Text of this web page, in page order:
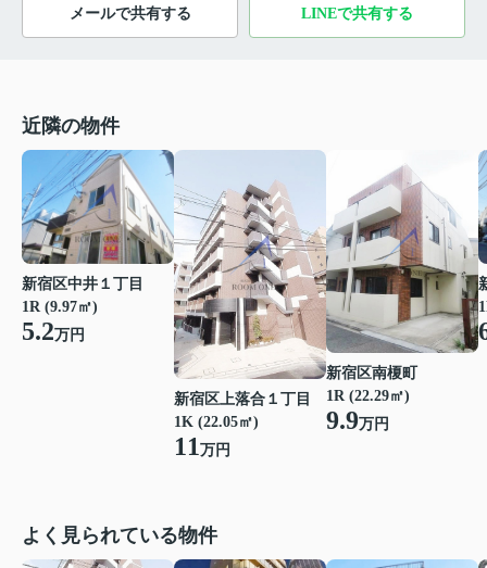
メールで共有する LINEで共有する
近隣の物件
新宿区中井１丁目
1R (9.97㎡)
5.2万円
新宿区上落合１丁目
1K (22.05㎡)
11万円
新宿区南榎町
1R (22.29㎡)
9.9万円
よく見られている物件